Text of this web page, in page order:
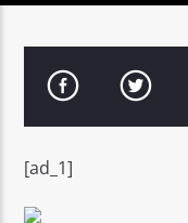
Señal FM
[ad_1]